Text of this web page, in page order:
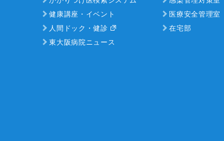
健康講座・イベント
人間ドック・健診
東大阪病院ニュース
医療安全管理室
在宅部